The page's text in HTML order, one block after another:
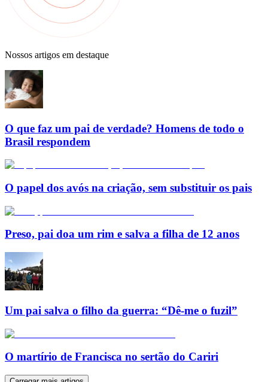
Nossos artigos em destaque
O que faz um pai de verdade? Homens de todo o
Brasil respondem
O papel dos avós na criação, sem substituir os pais
Preso, pai doa um rim e salva a filha de 12 anos
Um pai salva o filho da guerra: “Dê-me o fuzil”
O martírio de Francisca no sertão do Cariri